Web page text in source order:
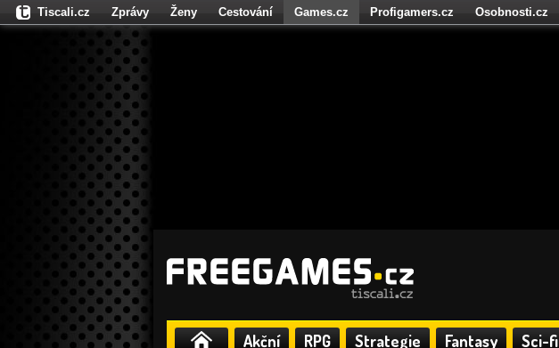
Akční RPG Strategie Fantasy Sci-fi
Tiscali.cz Zprávy Ženy Cestování Games.cz Profigamers.cz Osobnosti.cz
Fights.cz